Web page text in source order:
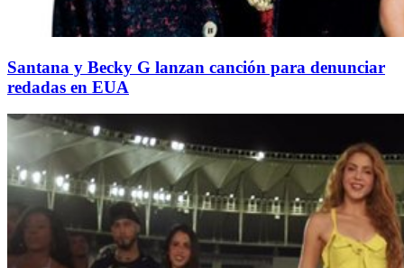
Santana y Becky G lanzan canción para denunciar
redadas en EUA